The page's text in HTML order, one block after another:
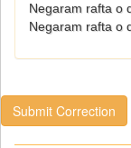
Negaram rafta o
Negaram rafta o
Submit Correction